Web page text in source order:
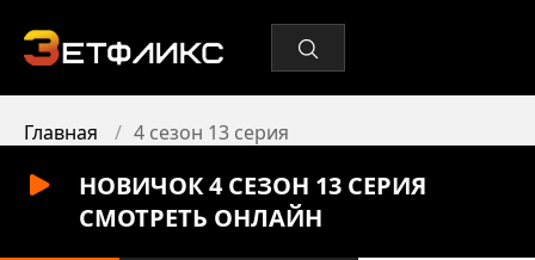
Главная 4 сезон 13 серия
НОВИЧОК 4 СЕЗОН 13 СЕРИЯ
СМОТРЕТЬ ОНЛАЙН